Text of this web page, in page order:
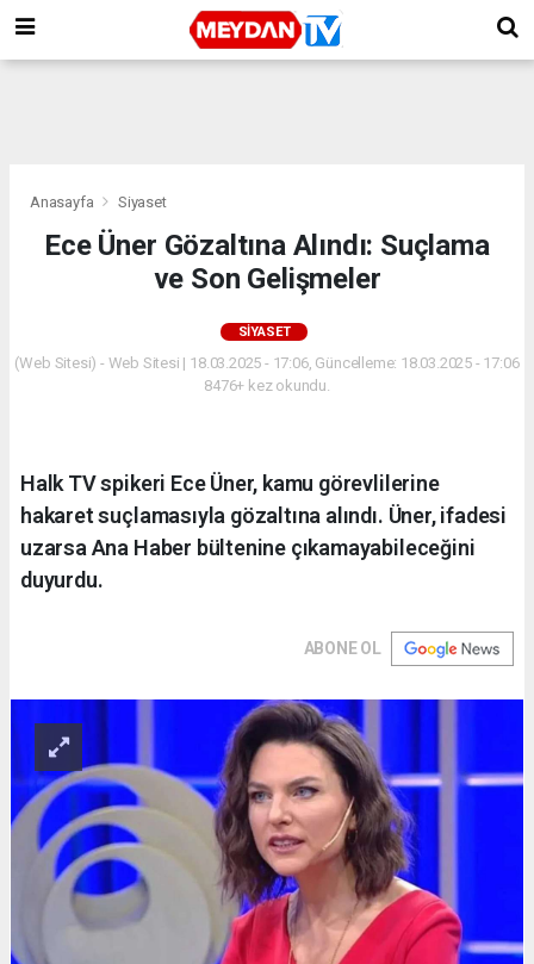
Anasayfa Siyaset
Ece Üner Gözaltına Alındı: Suçlama
ve Son Gelişmeler
SIYASET
(Web Sitesi) - Web Sitesi | 18.03.2025 - 17:06, Güncelleme: 18.03.2025 - 17:06
8476+ kez okundu.
Halk TV spikeri Ece Üner, kamu görevlilerine
hakaret suçlamasıyla gözaltına alındı. Üner, ifadesi
uzarsa Ana Haber bültenine çıkamayabileceğini
duyurdu.
ABONE OL